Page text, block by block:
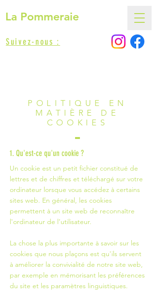
La Pommeraie
Suivez-nous :
POLITIQUE EN
MATIÈRE DE
COOKIES
1. Qu'est-ce qu'un cookie ?
Un cookie est un petit fichier constitué de
lettres et de chiffres et téléchargé sur votre
ordinateur lorsque vous accédez à certains
sites web. En général, les cookies
permettent à un site web de reconnaître
l'ordinateur de l’utilisateur.
La chose la plus importante à savoir sur les
cookies que nous plaçons est qu'ils servent
à améliorer la convivialité de notre site web,
par exemple en mémorisant les préférences
du site et les paramètres linguistiques.